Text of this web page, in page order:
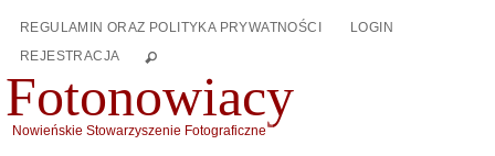
treści
REGULAMIN ORAZ POLITYKA PRYWATNOŚCI
LOGIN
REJESTRACJA
Fotonowiacy
Nowieńskie Stowarzyszenie Fotograficzne